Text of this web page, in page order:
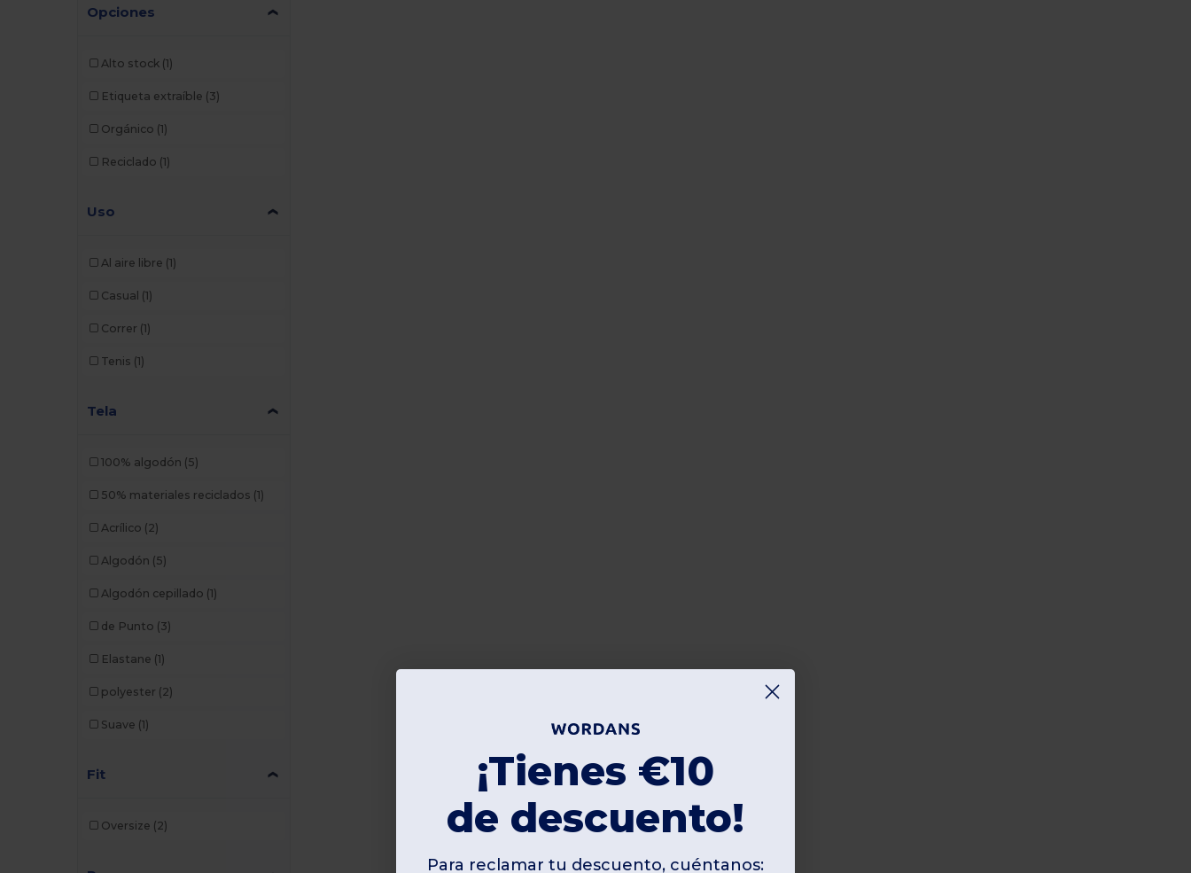
Opciones
Alto stock (1)
Etiqueta extraíble (3)
Orgánico (1)
Reciclado (1)
Uso
Al aire libre (1)
Casual (1)
Correr (1)
Tenis (1)
Tela
100% algodón (5)
50% materiales reciclados (1)
Acrílico (2)
Algodón (5)
Algodón cepillado (1)
de Punto (3)
Elastane (1)
polyester (2)
Suave (1)
Fit
Oversize (2)
¡Tienes €10
de descuento!
Para reclamar tu descuento, cuéntanos: